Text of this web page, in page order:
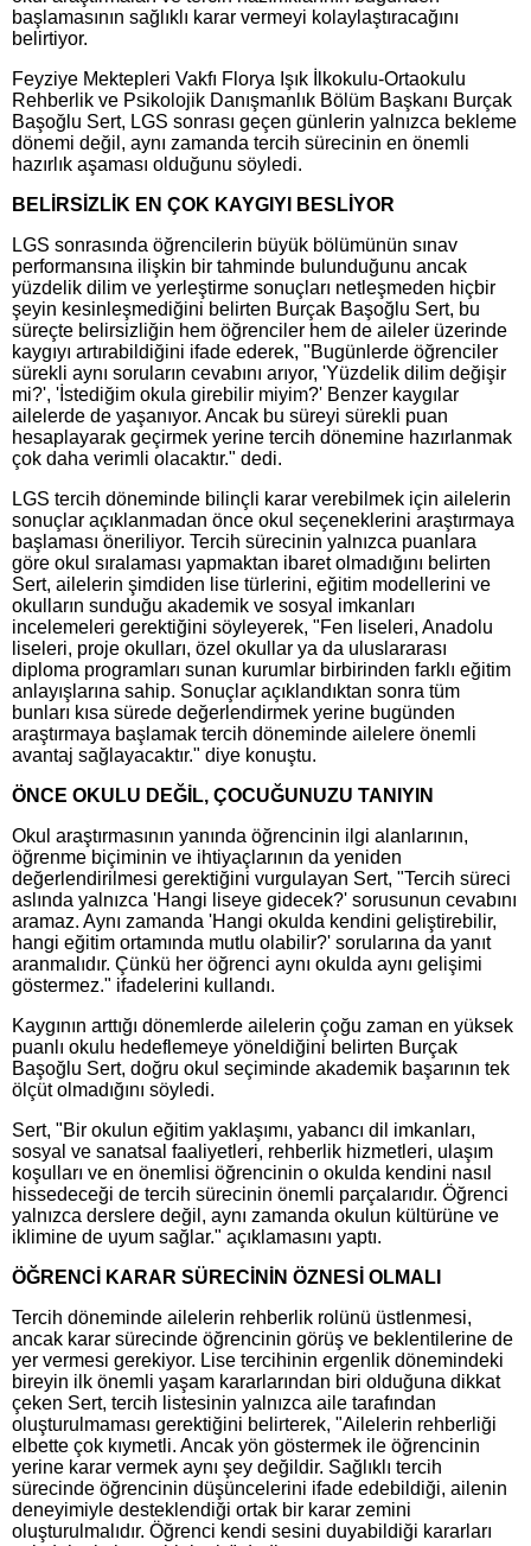
başlamasının sağlıklı karar vermeyi kolaylaştıracağını
belirtiyor.
Feyziye Mektepleri Vakfı Florya Işık İlkokulu-Ortaokulu
Rehberlik ve Psikolojik Danışmanlık Bölüm Başkanı Burçak
Başoğlu Sert, LGS sonrası geçen günlerin yalnızca bekleme
dönemi değil, aynı zamanda tercih sürecinin en önemli
hazırlık aşaması olduğunu söyledi.
BELİRSİZLİK EN ÇOK KAYGIYI BESLİYOR
LGS sonrasında öğrencilerin büyük bölümünün sınav
performansına ilişkin bir tahminde bulunduğunu ancak
yüzdelik dilim ve yerleştirme sonuçları netleşmeden hiçbir
şeyin kesinleşmediğini belirten Burçak Başoğlu Sert, bu
süreçte belirsizliğin hem öğrenciler hem de aileler üzerinde
kaygıyı artırabildiğini ifade ederek, "Bugünlerde öğrenciler
sürekli aynı soruların cevabını arıyor, 'Yüzdelik dilim değişir
mi?', 'İstediğim okula girebilir miyim?' Benzer kaygılar
ailelerde de yaşanıyor. Ancak bu süreyi sürekli puan
hesaplayarak geçirmek yerine tercih dönemine hazırlanmak
çok daha verimli olacaktır." dedi.
LGS tercih döneminde bilinçli karar verebilmek için ailelerin
sonuçlar açıklanmadan önce okul seçeneklerini araştırmaya
başlaması öneriliyor. Tercih sürecinin yalnızca puanlara
göre okul sıralaması yapmaktan ibaret olmadığını belirten
Sert, ailelerin şimdiden lise türlerini, eğitim modellerini ve
okulların sunduğu akademik ve sosyal imkanları
incelemeleri gerektiğini söyleyerek, "Fen liseleri, Anadolu
liseleri, proje okulları, özel okullar ya da uluslararası
diploma programları sunan kurumlar birbirinden farklı eğitim
anlayışlarına sahip. Sonuçlar açıklandıktan sonra tüm
bunları kısa sürede değerlendirmek yerine bugünden
araştırmaya başlamak tercih döneminde ailelere önemli
avantaj sağlayacaktır." diye konuştu.
ÖNCE OKULU DEĞİL, ÇOCUĞUNUZU TANIYIN
Okul araştırmasının yanında öğrencinin ilgi alanlarının,
öğrenme biçiminin ve ihtiyaçlarının da yeniden
değerlendirilmesi gerektiğini vurgulayan Sert, "Tercih süreci
aslında yalnızca 'Hangi liseye gidecek?' sorusunun cevabını
aramaz. Aynı zamanda 'Hangi okulda kendini geliştirebilir,
hangi eğitim ortamında mutlu olabilir?' sorularına da yanıt
aranmalıdır. Çünkü her öğrenci aynı okulda aynı gelişimi
göstermez." ifadelerini kullandı.
Kaygının arttığı dönemlerde ailelerin çoğu zaman en yüksek
puanlı okulu hedeflemeye yöneldiğini belirten Burçak
Başoğlu Sert, doğru okul seçiminde akademik başarının tek
ölçüt olmadığını söyledi.
Sert, "Bir okulun eğitim yaklaşımı, yabancı dil imkanları,
sosyal ve sanatsal faaliyetleri, rehberlik hizmetleri, ulaşım
koşulları ve en önemlisi öğrencinin o okulda kendini nasıl
hissedeceği de tercih sürecinin önemli parçalarıdır. Öğrenci
yalnızca derslere değil, aynı zamanda okulun kültürüne ve
iklimine de uyum sağlar." açıklamasını yaptı.
ÖĞRENCİ KARAR SÜRECİNİN ÖZNESİ OLMALI
Tercih döneminde ailelerin rehberlik rolünü üstlenmesi,
ancak karar sürecinde öğrencinin görüş ve beklentilerine de
yer vermesi gerekiyor. Lise tercihinin ergenlik dönemindeki
bireyin ilk önemli yaşam kararlarından biri olduğuna dikkat
çeken Sert, tercih listesinin yalnızca aile tarafından
oluşturulmaması gerektiğini belirterek, "Ailelerin rehberliği
elbette çok kıymetli. Ancak yön göstermek ile öğrencinin
yerine karar vermek aynı şey değildir. Sağlıklı tercih
sürecinde öğrencinin düşüncelerini ifade edebildiği, ailenin
deneyimiyle desteklendiği ortak bir karar zemini
oluşturulmalıdır. Öğrenci kendi sesini duyabildiği kararları